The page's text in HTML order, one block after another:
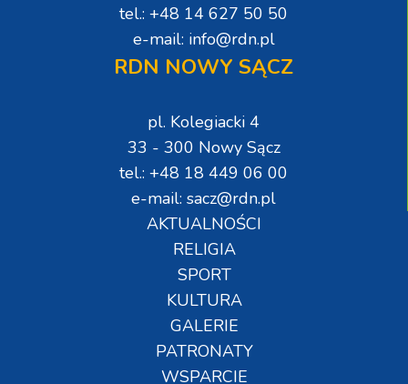
tel.: +48 14 627 50 50
e-mail: info@rdn.pl
RDN NOWY SĄCZ
pl. Kolegiacki 4
33 - 300 Nowy Sącz
tel.: +48 18 449 06 00
e-mail: sacz@rdn.pl
AKTUALNOŚCI
RELIGIA
SPORT
KULTURA
GALERIE
PATRONATY
WSPARCIE